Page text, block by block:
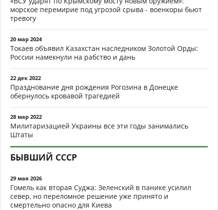
морское перемирие под угрозой срыва - военкоры бьют
тревогу
20 мар 2024
Токаев объявил Казахстан наследником Золотой Орды:
России намекнули на рабство и дань
22 дек 2022
Празднование дня рождения Рогозина в Донецке
обернулось кровавой трагедией
28 мар 2022
Милитаризацией Украины все эти годы занимались
Штаты
БЫВШИЙ СССР
29 мая 2026
Гомель как вторая Суджа: Зеленский в панике усилил
север, но переломное решение уже принято и
смертельно опасно для Киева